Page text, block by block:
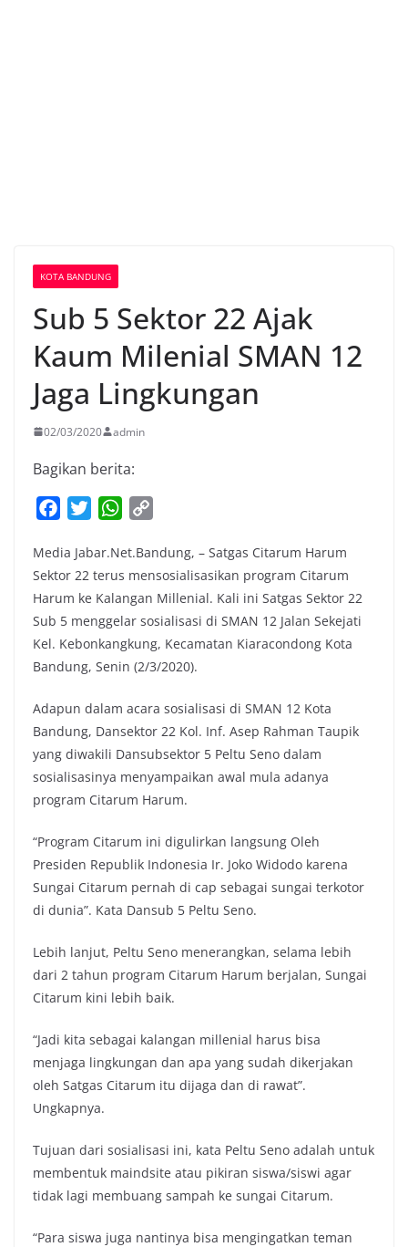
KOTA BANDUNG
Sub 5 Sektor 22 Ajak
Kaum Milenial SMAN 12
Jaga Lingkungan
02/03/2020 admin
Bagikan berita:
c
e
b
o
o
k
i
t
e
r
W
a
t
s
A
p
p
p
y
L
i
n
k
Media Jabar.Net.Bandung, – Satgas Citarum Harum
Sektor 22 terus mensosialisasikan program Citarum
Harum ke Kalangan Millenial. Kali ini Satgas Sektor 22
Sub 5 menggelar sosialisasi di SMAN 12 Jalan Sekejati
Kel. Kebonkangkung, Kecamatan Kiaracondong Kota
Bandung, Senin (2/3/2020).
Adapun dalam acara sosialisasi di SMAN 12 Kota
Bandung, Dansektor 22 Kol. Inf. Asep Rahman Taupik
yang diwakili Dansubsektor 5 Peltu Seno dalam
sosialisasinya menyampaikan awal mula adanya
program Citarum Harum.
“Program Citarum ini digulirkan langsung Oleh
Presiden Republik Indonesia Ir. Joko Widodo karena
Sungai Citarum pernah di cap sebagai sungai terkotor
di dunia”. Kata Dansub 5 Peltu Seno.
Lebih lanjut, Peltu Seno menerangkan, selama lebih
dari 2 tahun program Citarum Harum berjalan, Sungai
Citarum kini lebih baik.
“Jadi kita sebagai kalangan millenial harus bisa
menjaga lingkungan dan apa yang sudah dikerjakan
oleh Satgas Citarum itu dijaga dan di rawat”.
Ungkapnya.
Tujuan dari sosialisasi ini, kata Peltu Seno adalah untuk
membentuk maindsite atau pikiran siswa/siswi agar
tidak lagi membuang sampah ke sungai Citarum.
“Para siswa juga nantinya bisa mengingatkan teman